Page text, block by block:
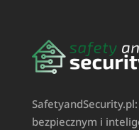
bezpiecznym i